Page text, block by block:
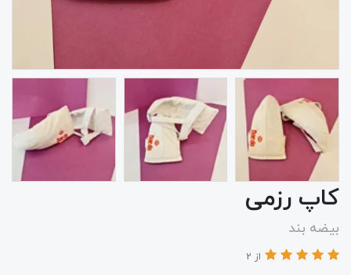
کاپ رزمی
بیضه بند
از 2